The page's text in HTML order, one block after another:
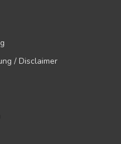
/ Disclaimer